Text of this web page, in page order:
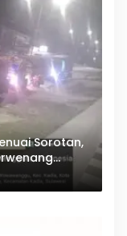
Sorotan,